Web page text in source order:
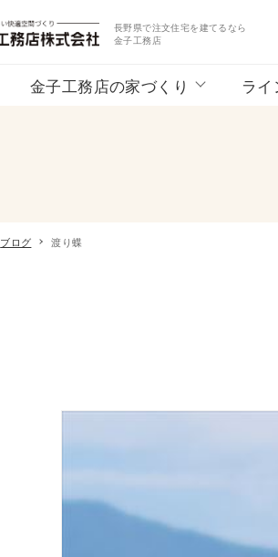
長野県で注文住宅を建てるなら
金子工務店
金子工務店の家づくり ラ
ブログ 渡り蝶